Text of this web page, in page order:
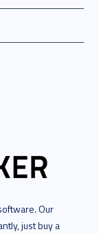
Our
just buy a